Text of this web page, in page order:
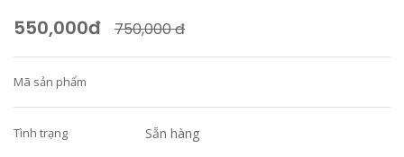
550,000đ 750,000 đ
Mã sản phẩm
Tình trạng Sẵn hàng